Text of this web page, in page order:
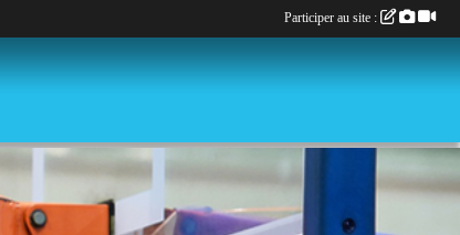
Participer au site :